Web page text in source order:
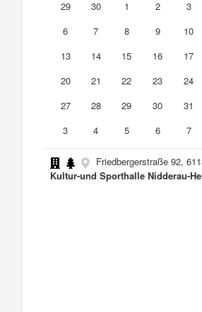
29
30 1 2 3
6
7 8 9 10
13
14 15 16 17
20
21 22 23 24
27
28 29 30 31
3
4 5 6 7
Friedbergerstraße 92,
Kultur-und Sporthalle Nidderau-